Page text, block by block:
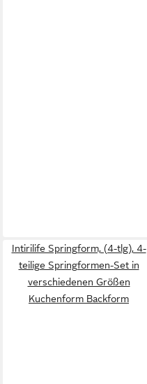
Intirilife Springform, (4-tlg), 4-
teilige Springformen-Set in
verschiedenen Größen
Kuchenform Backform